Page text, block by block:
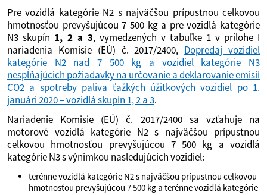
Pre vozidlá kategórie N2 s najväčšou prípustnou celkovou
hmotnosťou prevyšujúcou 7 500 kg a pre vozidlá kategórie
N3 skupín 1, 2 a 3, vymedzených v tabuľke 1 v prílohe I
nariadenia Komisie (EÚ) č. 2017/2400, Dopredaj vozidiel
kategórie N2 nad 7 500 kg a vozidiel kategórie N3
nespĺňajúcich požiadavky na určovanie a deklarovanie emisií
CO2 a spotreby paliva ťažkých úžitkových vozidiel po 1.
januári 2020 – vozidlá skupín 1, 2 a 3.
Nariadenie Komisie (EÚ) č. 2017/2400 sa vzťahuje na
motorové vozidlá kategórie N2 s najväčšou prípustnou
celkovou hmotnosťou prevyšujúcou 7 500 kg a vozidlá
kategórie N3 s výnimkou nasledujúcich vozidiel:
terénne vozidlá kategórie N2 s najväčšou prípustnou celkovou
hmotnosťou prevyšujúcou 7 500 kg a terénne vozidlá kategórie